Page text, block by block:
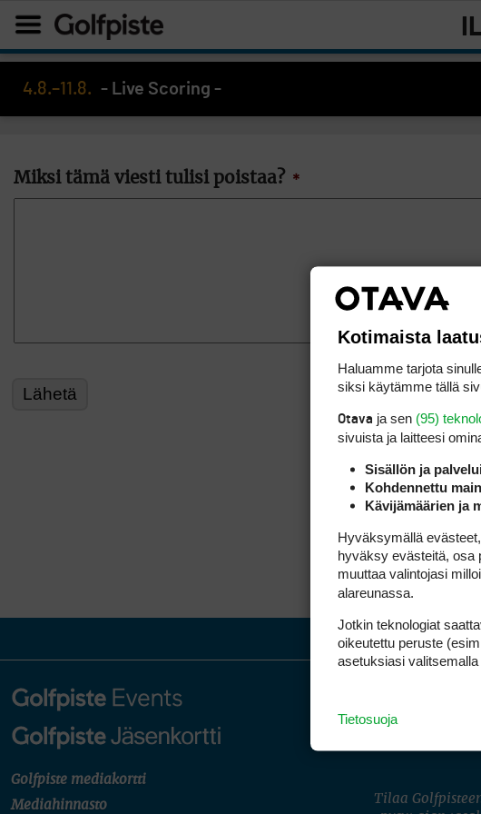
4.8.–11.8. - Live Scoring -
Miksi tämä viesti tulisi poistaa? *
Golfpiste mediakortti
Mediahinnasto
Tilaa
Kotimaista
Haluamme tarjota
siksi käytämme tällä
Otava ja sen (95)
sivuista ja laitteesi
Sisällön ja
Kohdennettu
Kävijämäärien ja
Hyväksymällä
hyväksy evästeitä, osa
muuttaa valintojasi
alareunassa.
Jotkin teknologiat
oikeutettu peruste
asetuksiasi valitsemalla
Tietosuoja